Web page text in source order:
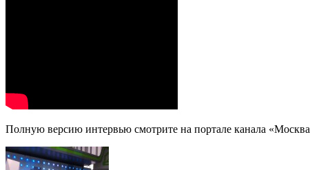
Полную версию интервью смотрите на портале канала